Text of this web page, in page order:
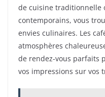
de cuisine traditionnelle
contemporains, vous
envies culinaires. Les
atmosphères
de rendez-vous parfaits
vos impressions sur vos